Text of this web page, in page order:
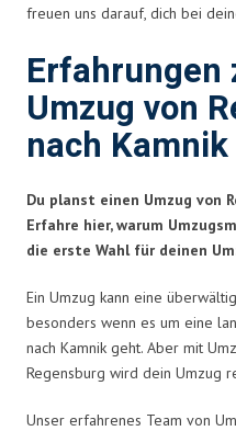
freuen uns darauf, dich bei
Erfahrungen
Umzug von
nach Kamnik
Du planst einen Umzug von
Erfahre hier, warum
die erste Wahl für deinen
Ein Umzug kann eine
besonders wenn es um eine
nach Kamnik geht. Aber mit
Regensburg wird dein Umzug
Unser erfahrenes Team von